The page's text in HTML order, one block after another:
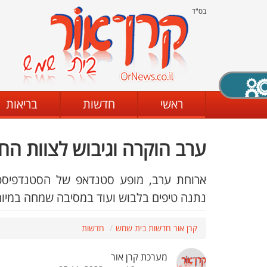
בס"ד
ראשי חדשות בריאות
ערב הוקרה וגיבוש לצוות
ארוחת ערב, מופע סטנדאפ של
נתנה טיפים בלבוש ועוד במסיבה שמחה
קרן אור חדשות בית שמש חדשות
מערכת קרן אור
X סגירה
מצב שחור - לבן קביעת ניגודיות